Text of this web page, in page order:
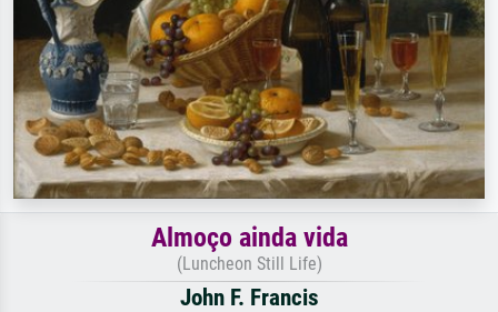
Almoço ainda vida
(Luncheon Still Life)
John F. Francis